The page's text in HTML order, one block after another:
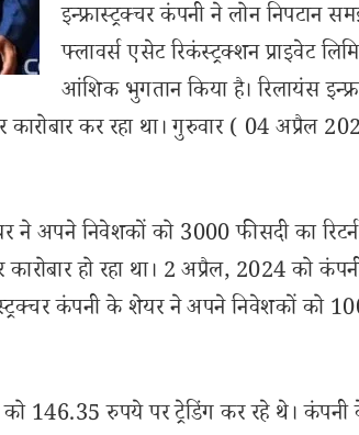
इन्फ्रास्ट्रक्चर कंपनी ने लोन निपटान
फ्लावर्स एसेट रिकंस्ट्रक्शन प्राइवेट
आंशिक भुगतान किया है। रिलायंस
कर रहा था। गुरुवार ( 04 अप्रैल
ने अपने निवेशकों को 3000 फीसदी का
हो रहा था। 2 अप्रैल, 2024 को
कंपनी के शेयर ने अपने निवेशकों को 100
146.35 रुपये पर ट्रेडिंग कर रहे थे।